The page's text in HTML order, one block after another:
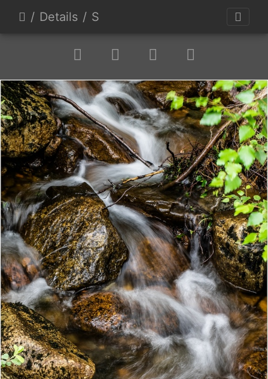
Details S